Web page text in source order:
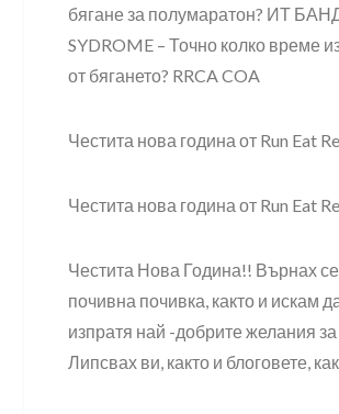
бягане за полумаратон? ИТ
SYDROME – Точно колко време
от бягането? RRCA COA
Честита нова година от Run Eat
Честита нова година от Run Eat
Честита Нова Година!! Върнах
почивна почивка, както и искам
изпратя най -добрите желания за
Липсвах ви, както и блоговете,